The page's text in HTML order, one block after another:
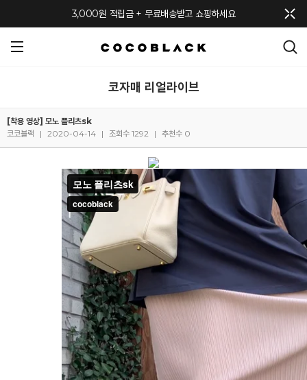
3,000원 적립금 + 무료배송받고 쇼핑하세요
코자매 리얼라이브
[착용 영상] 모노 플리츠sk
코코블랙
| 2020-04-14 | 조회수 1292 | 추천수 0